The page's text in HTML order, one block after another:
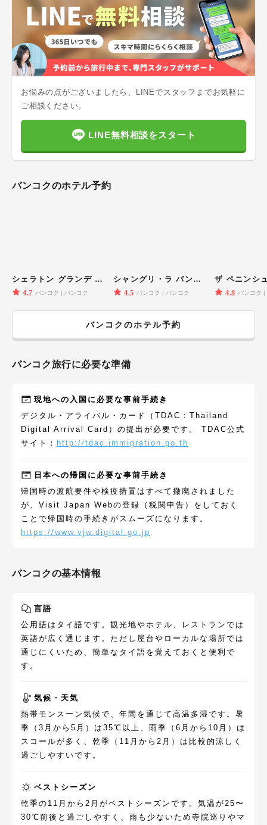
お悩みの点がございましたら、LINEでスタッフまでお気軽に
ご相談ください。
LINE無料相談をスタート
バンコクのホテル予約
シェラトン グランデ スクンビット ラグジュアリー コレクション ホテル バンコク
4.7 バンコク バンコク
シャングリ・ラ バンコク
4.5 バンコク バンコク 4.8 バンコク
バンコク のホテル予約
バンコク旅行に必要な準備
現地への入国に必要な事前手続き
デジタル・アライバル・カード（TDAC：Thailand
Digital Arrival Card）の提出が必要です。 TDAC公式
サイト： http://tdac.immigration.go.th
日本への帰国に必要な事前手続き
帰国時の渡航要件や検疫措置はすべて撤廃されました
が、Visit Japan Webの登録（税関申告）をしておく
ことで帰国時の手続きがスムーズになります。
https://www.vjw.digital.go.jp
バンコクの基本情報
言語
公用語はタイ語です。観光地やホテル、レストランでは
英語が広く通じます。ただし屋台やローカルな場所では
通じにくいため、簡単なタイ語を覚えておくと便利で
す。
気候・天気
熱帯モンスーン気候で、年間を通じて高温多湿です。暑
季（3月から5月）は35℃以上、雨季（6月から10月）は
スコールが多く、乾季（11月から2月）は比較的涼しく
過ごしやすいです。
ベストシーズン
乾季の11月から2月がベストシーズンです。気温が25〜
30℃前後と過ごしやすく、雨も少ないため寺院巡りやマ